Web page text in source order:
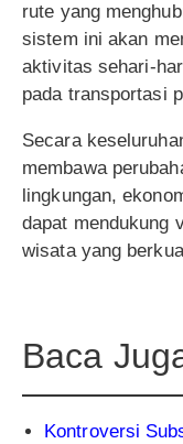
rute yang
sistem ini akan
aktivitas sehari-
pada transportasi
Secara
membawa
lingkungan,
dapat mendukung
wisata yang
Baca
Kontroversi